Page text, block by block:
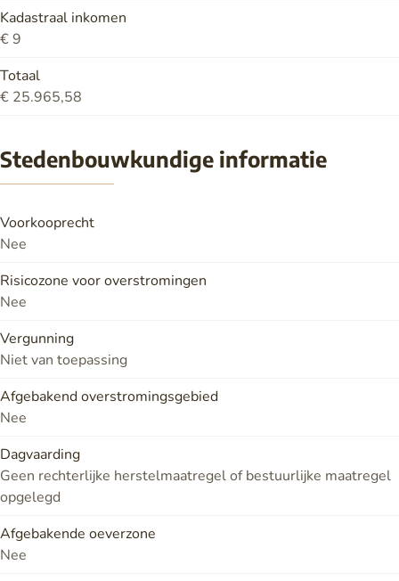
Kadastraal inkomen
€ 9
Totaal
€ 25.965,58
Stedenbouwkundige informatie
Voorkooprecht
Nee
Risicozone voor overstromingen
Nee
Vergunning
Niet van toepassing
Afgebakend overstromingsgebied
Nee
Dagvaarding
Geen rechterlijke herstelmaatregel of bestuurlijke maatregel
opgelegd
Afgebakende oeverzone
Nee